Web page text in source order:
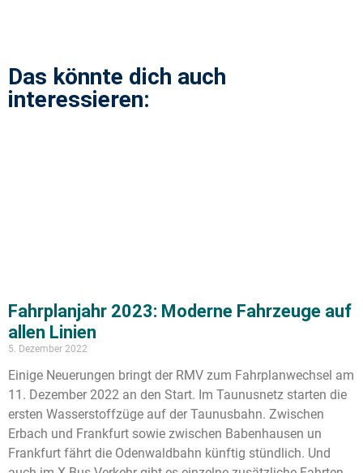
Das könnte dich auch
interessieren:
Fahrplanjahr 2023: Moderne Fahrzeuge auf
allen Linien
5. Dezember 2022
Einige Neuerungen bringt der RMV zum Fahrplanwechsel am
11. Dezember 2022 an den Start. Im Taunusnetz starten die
ersten Wasserstoffzüge auf der Taunusbahn. Zwischen
Erbach und Frankfurt sowie zwischen Babenhausen un
Frankfurt fährt die Odenwaldbahn künftig stündlich. Und